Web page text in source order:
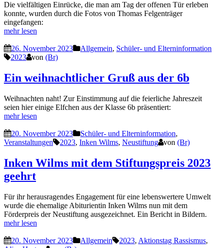
Die vielfältigen Einrücke, die man am Tag der offenen Tür erleben
konnte, wurden durch die Fotos von Thomas Felgenträger
eingefangen:
mehr lesen
26. November 2023 Allgemein, Schüler- und Elterninformation
2023
von (Br)
Ein weihnachtlicher Gruß aus der 6b
Weihnachten naht! Zur Einstimmung auf die feierliche Jahreszeit
seien hier einige Elfchen aus der Klasse 6b präsentiert:
mehr lesen
20. November 2023 Schüler- und Elterninformation,
Veranstaltungen
2023, Inken Wilms, Neustiftung von (Br)
Inken Wilms mit dem Stiftungspreis 2023
geehrt
Für ihr herausragendes Engagement für eine lebenswertere Umwelt
wurde die ehemalige Abiturientin Inken Wilms nun mit dem
Förderpreis der Neustiftung ausgezeichnet. Ein Bericht in Bildern.
mehr lesen
20. November 2023 Allgemein 2023, Aktionstag Rassismus,